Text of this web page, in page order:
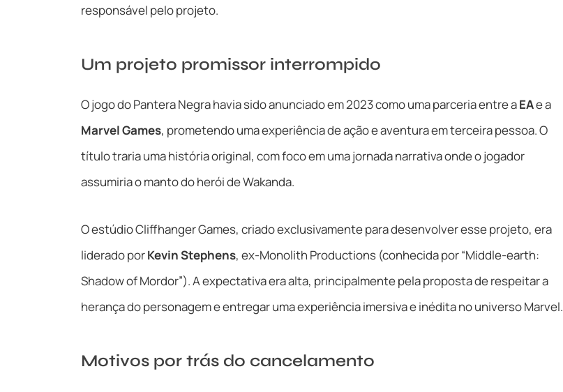
responsável pelo projeto.
Um projeto promissor interrompido
O jogo do Pantera Negra havia sido anunciado em 2023 como uma parceria entre aEAe a
Marvel Games, prometendo uma experiência de ação e aventura em terceira pessoa. O
título traria uma história original, com foco em uma jornada narrativa onde o jogador
assumiria o manto do herói de Wakanda.
O estúdio Cliffhanger Games, criado exclusivamente para desenvolver esse projeto, era
liderado porKevin Stephens, ex-Monolith Productions (conhecida por “Middle-earth:
Shadow of Mordor”). A expectativa era alta, principalmente pela proposta de respeitar a
herança do personagem e entregar uma experiência imersiva e inédita no universo Marvel.
Motivos por trás do cancelamento